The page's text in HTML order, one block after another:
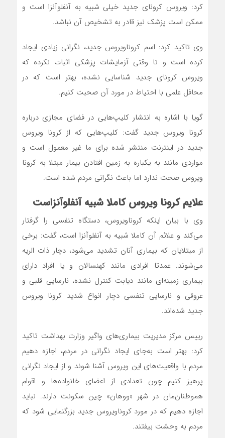
کرد: ویروس کرونای جدید خیلی شبیه به آنفلوآنزا است و
ممکن است پزشک نیز قادر به تشخیص آن نباشد.
وی تاکید کرد: اسم کروناویروس جدید، نگرانی زیادی ایجاد
کرده است و تا وقتی آزمایشات پزشکی اثبات نکرده که
ویروس کرونای جدید شناسایی نشده، بهتر است که در
محافل علمی با احتیاط در مورد آن صحبت کنیم.
گویا با اشاره به انتشار کلیپ‌هایی در فضای مجازی درباره
کرونا ویروس جدید گفت: کلیپ‌هایی که از کرونا ویروس
جدید در اینترنت منتشر شده برای ما غیر معمول است و
مواردی مانند به یکباره به زمین افتادن بیمار مبتلا به کرونا
ویروس صحت ندارد اما باعث نگرانی مردم شده است.
علایم کرونا ویروس کاملا شبیه آنفلوآنزاست
وی با بیان اینکه کروناویروس، دستگاه تنفسی را گرفتار
می‌کند و علائم آن کاملا شبیه به آنفلوآنزا است، گفت: برخی
از مبتلایان که بیماری آنان تشدید می‌شود، دچار ذات الریه
می‌شوند. عمدتا افرادی مانند کهنسالان و یا افراد دارای
بیماری زمینه‌ای مانند دیابت کنترل نشده، نارسایی قلبی و
عروقی و نارسایی تنفسی دچار انواع شدید کرونا ویروس
جدید شده‌اند.
رییس مرکز مدیریت بیماری‌های واگیر وزارت بهداشت تاکید
کرد: بهتر است به‌جای ایجاد نگرانی در مردم، اجازه دهیم
مردم با واقعیت‌های این ویروس آشنا شوند و از ایجاد نگرانی
پرهیز کنیم چون تعدادی از اعضای خانواده‌ها و اقوام
هموطنان‌مان در شهر «ووهان» چین سکونت دارند. نباید
اجازه دهیم که در مورد کروناویروس جدید بزرگنمایی شود که
مردم به وحشت بیفتند.